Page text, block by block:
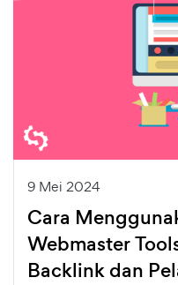
9 Mei 2024
Cara
Webmaster
Backlink dan